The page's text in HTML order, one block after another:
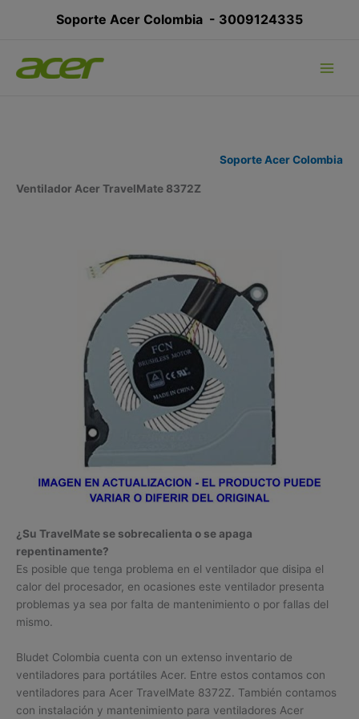
Soporte Acer Colombia - 3009124335
Soporte Acer Colombia
Ventilador Acer TravelMate 8372Z
¿Su TravelMate se sobrecalienta o se apaga
repentinamente?
Es posible que tenga problema en el ventilador que disipa el
calor del procesador, en ocasiones este ventilador presenta
problemas ya sea por falta de mantenimiento o por fallas del
mismo.
Bludet Colombia cuenta con un extenso inventario de
ventiladores para portátiles Acer. Entre estos contamos con
ventiladores para Acer TravelMate 8372Z. También contamos
con instalación y mantenimiento para ventiladores Acer